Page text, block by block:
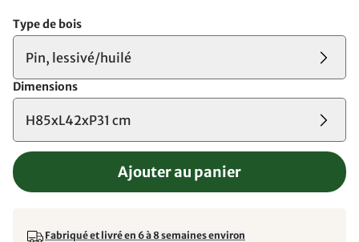
Type de bois
Pin, lessivé/huilé
Dimensions
H85xL42xP31 cm
Ajouter au panier
Fabriqué et livré en 6 à 8 semaines environ